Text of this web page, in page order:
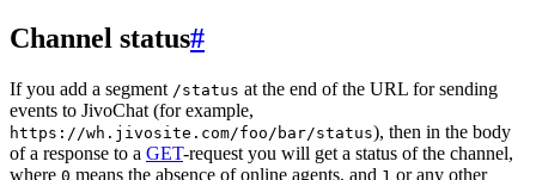
Channel status#
If you add a segment /status at the end of the URL for sending
events to JivoChat (for example,
https://wh.jivosite.com/foo/bar/status), then in the body
of a response to a GET-request you will get a status of the channel,
where 0 means the absence of online agents, and 1 or any other